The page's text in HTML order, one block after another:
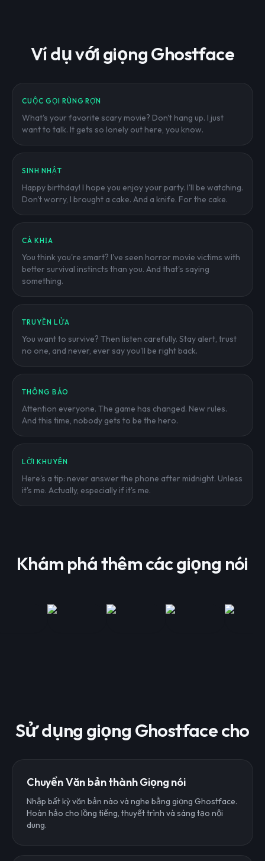
Ví dụ với giọng Ghostface
CUỘC GỌI RÙNG RỢN
What's your favorite scary movie? Don't hang up. I just
want to talk. It gets so lonely out here, you know.
SINH NHẬT
Happy birthday! I hope you enjoy your party. I'll be watching.
Don't worry, I brought a cake. And a knife. For the cake.
CÀ KHỊA
You think you're smart? I've seen horror movie victims with
better survival instincts than you. And that's saying
something.
TRUYỀN LỬA
You want to survive? Then listen carefully. Stay alert, trust
no one, and never, ever say you'll be right back.
THÔNG BÁO
Attention everyone. The game has changed. New rules.
And this time, nobody gets to be the hero.
LỜI KHUYÊN
Here's a tip: never answer the phone after midnight. Unless
it's me. Actually, especially if it's me.
Khám phá thêm các giọng nói
Sử dụng giọng Ghostface cho
Chuyển Văn bản thành Giọng nói
Nhập bất kỳ văn bản nào và nghe bằng giọng Ghostface.
Hoàn hảo cho lồng tiếng, thuyết trình và sáng tạo nội
dung.